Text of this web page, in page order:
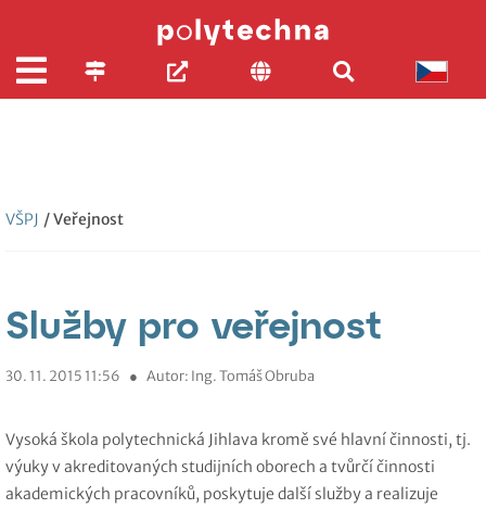
VŠPJ / Veřejnost
Služby pro veřejnost
30. 11. 2015 11:56 ● Autor: Ing. Tomáš Obruba
Vysoká škola polytechnická Jihlava kromě své hlavní činnosti, tj.
výuky v akreditovaných studijních oborech a tvůrčí činnosti
akademických pracovníků, poskytuje další služby a realizuje